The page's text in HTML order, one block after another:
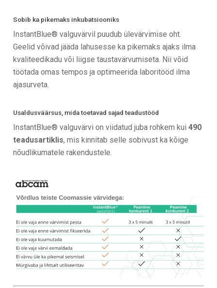
Sobib ka pikemaks inkubatsiooniks
InstantBlue® valguvärvil puudub ülevärvimise oht.
Geelid võivad jääda lahusesse ka pikemaks ajaks ilma
kvaliteedikadu või liigse taustavärvumiseta. Nii võid
töötada omas tempos ja optimeerida laboritööd ilma
ajasurveta.
Usaldusväärsus, mida toetavad sajad teadustööd
InstantBlue® valguvärvi on viidatud juba rohkem kui 490
teadusartiklis, mis kinnitab selle sobivust ka kõige
nõudlikumatele rakendustele.